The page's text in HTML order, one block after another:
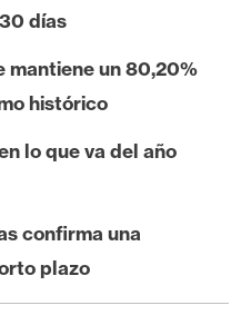
días
mantiene un 80,20%
histórico
lo que va del año
confirma una
plazo